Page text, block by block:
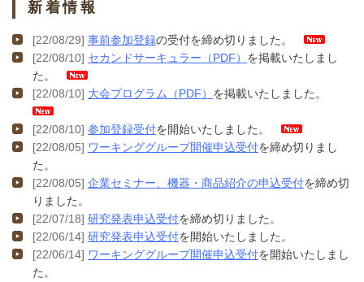
新着情報
[22/08/29] 事前参加登録の受付を締め切りました。
[22/08/10] セカンドサーキュラー（PDF） を掲載いたしまし
た。
[22/08/10] 大会プログラム（PDF） を掲載いたしました。
[22/08/10] 参加登録受付を開始いたしました。
[22/08/05] ワーキンググループ開催申込受付を締め切りまし
た。
[22/08/05] 企業セミナー、機器・商品紹介の申込受付を締め切
りました。
[22/07/18] 研究発表申込受付を締め切りました。
[22/06/14] 研究発表申込受付を開始いたしました。
[22/06/14] ワーキンググループ開催申込受付を開始いたしまし
た。